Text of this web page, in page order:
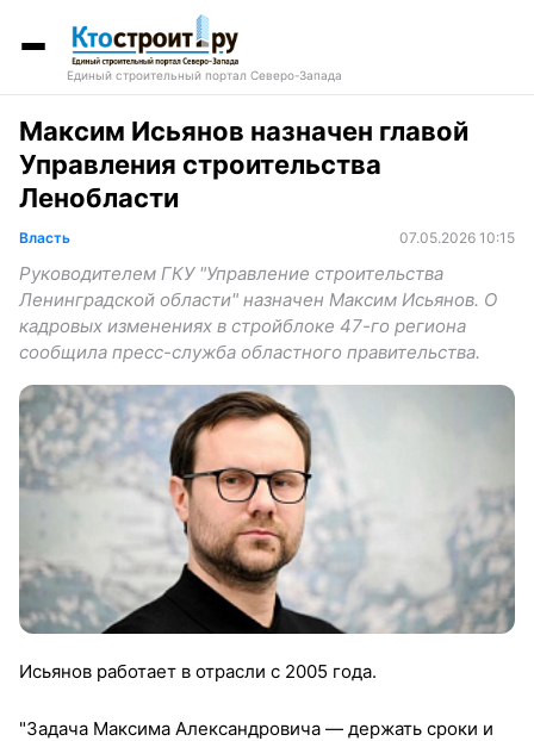
Единый строительный портал Северо-Запада
Максим Исьянов назначен главой
Управления строительства
Ленобласти
Власть 07.05.2026 10:15
Руководителем ГКУ "Управление строительства
Ленинградской области" назначен Максим Исьянов. О
кадровых изменениях в стройблоке 47-го региона
сообщила пресс-служба областного правительства.
Исьянов работает в отрасли с 2005 года.
"Задача Максима Александровича — держать сроки и